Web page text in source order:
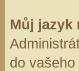
Můj jazyk
do